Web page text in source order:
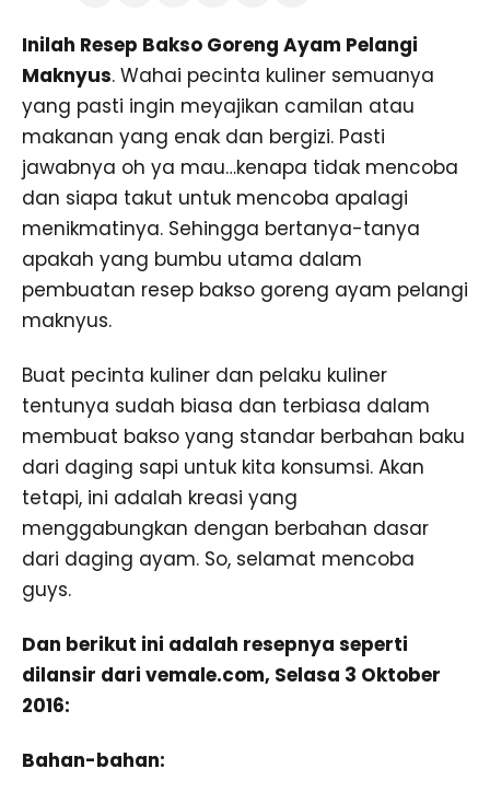
Inilah Resep Bakso Goreng Ayam Pelangi
Maknyus. Wahai pecinta kuliner semuanya
yang pasti ingin meyajikan camilan atau
makanan yang enak dan bergizi. Pasti
jawabnya oh ya mau…kenapa tidak mencoba
dan siapa takut untuk mencoba apalagi
menikmatinya. Sehingga bertanya-tanya
apakah yang bumbu utama dalam
pembuatan resep bakso goreng ayam pelangi
maknyus.
Buat pecinta kuliner dan pelaku kuliner
tentunya sudah biasa dan terbiasa dalam
membuat bakso yang standar berbahan baku
dari daging sapi untuk kita konsumsi. Akan
tetapi, ini adalah kreasi yang
menggabungkan dengan berbahan dasar
dari daging ayam. So, selamat mencoba
guys.
Dan berikut ini adalah resepnya seperti
dilansir dari vemale.com, Selasa 3 Oktober
2016:
Bahan-bahan: